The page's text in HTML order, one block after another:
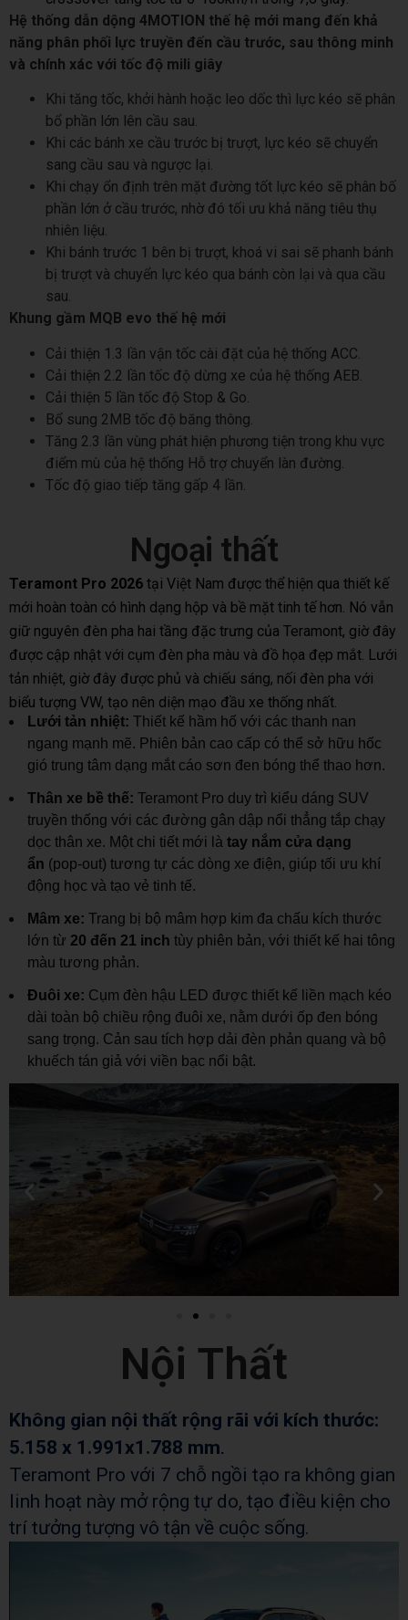
Hệ thống dẫn dộng 4MOTION thế hệ mới mang đến khả
năng phân phối lực truyền đến cầu trước, sau thông minh
và chính xác với tốc độ mili giây
Khi tăng tốc, khởi hành hoặc leo dốc thì lực kéo sẽ phân
bổ phần lớn lên cầu sau.
Khi các bánh xe cầu trước bị trượt, lực kéo sẽ chuyển
sang cầu sau và ngược lại.
Khi chạy ổn định trên mặt đường tốt lực kéo sẽ phân bố
phần lớn ở cầu trước, nhờ đó tối ưu khả năng tiêu thụ
nhiên liệu.
Khi bánh trước 1 bên bị trượt, khoá vi sai sẽ phanh bánh
bị trượt và chuyển lực kéo qua bánh còn lại và qua cầu
sau.
Khung gầm MQB evo thế hệ mới
Cải thiện 1.3 lần vận tốc cài đặt của hệ thống ACC.
Cải thiện 2.2 lần tốc độ dừng xe của hệ thống AEB.
Cải thiện 5 lần tốc độ Stop & Go.
Bổ sung 2MB tốc độ băng thông.
Tăng 2.3 lần vùng phát hiện phương tiện trong khu vực
điểm mù của hệ thống Hỗ trợ chuyển làn đường.
Tốc độ giao tiếp tăng gấp 4 lần.
Ngoại thất
Teramont Pro 2026 tại Việt Nam được thể hiện qua thiết kế
mới hoàn toàn có hình dạng hộp và bề mặt tinh tế hơn. Nó vẫn
giữ nguyên đèn pha hai tầng đặc trưng của Teramont, giờ đây
được cập nhật với cụm đèn pha màu và đồ họa đẹp mắt. Lưới
tản nhiệt, giờ đây được phủ và chiếu sáng, nối đèn pha với
biểu tượng VW, tạo nên diện mạo đầu xe thống nhất.
Lưới tản nhiệt: Thiết kế hầm hố với các thanh nan
ngang mạnh mẽ. Phiên bản cao cấp có thể sở hữu hốc
gió trung tâm dạng mắt cáo sơn đen bóng thể thao hơn.
Thân xe bề thế: Teramont Pro duy trì kiểu dáng SUV
truyền thống với các đường gân dập nổi thẳng tắp chạy
dọc thân xe. Một chi tiết mới là tay nắm cửa dạng
ẩn (pop-out) tương tự các dòng xe điện, giúp tối ưu khí
động học và tạo vẻ tinh tế.
Mâm xe: Trang bị bộ mâm hợp kim đa chấu kích thước
lớn từ 20 đến 21 inch tùy phiên bản, với thiết kế hai tông
màu tương phản.
Đuôi xe: Cụm đèn hậu LED được thiết kế liền mạch kéo
dài toàn bộ chiều rộng đuôi xe, nằm dưới ốp đen bóng
sang trọng. Cản sau tích hợp dải đèn phản quang và bộ
khuếch tán giả với viền bạc nổi bật.
Nội Thất
Không gian nội thất rộng rãi với kích thước:
5.158 x 1.991x1.788 mm.
Teramont Pro với 7 chỗ ngồi tạo ra không gian
linh hoạt này mở rộng tự do, tạo điều kiện cho
trí tưởng tượng vô tận về cuộc sống.